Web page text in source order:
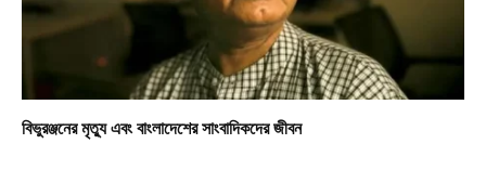
বিভুরঞ্জনের মৃত্যু এবং বাংলাদেশের সাংবাদিকদের জীবন